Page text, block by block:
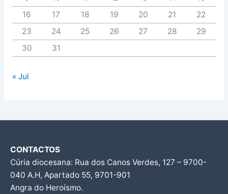
16
17 18 19 20 21
22
23
24 25 26 27 28
29
30
31
« Jul
CONTACTOS
Cúria diocesana: Rua dos Canos Verdes, 127 – 9700-
040 A.H, Apartado 55, 9701-901
Angra do Heroísmo.